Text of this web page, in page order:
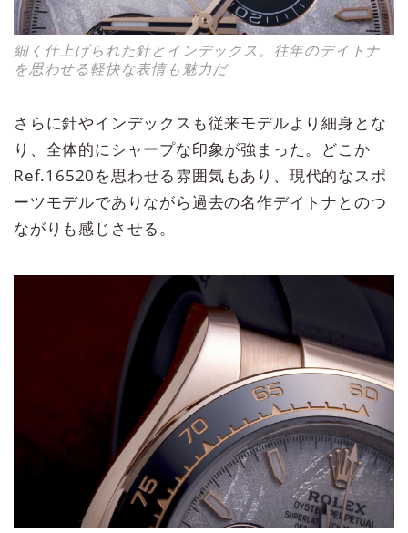
細く仕上げられた針とインデックス。往年のデイトナ
を思わせる軽快な表情も魅力だ
さらに針やインデックスも従来モデルより細身とな
り、全体的にシャープな印象が強まった。どこか
Ref.16520を思わせる雰囲気もあり、現代的なスポ
ーツモデルでありながら過去の名作デイトナとのつ
ながりも感じさせる。